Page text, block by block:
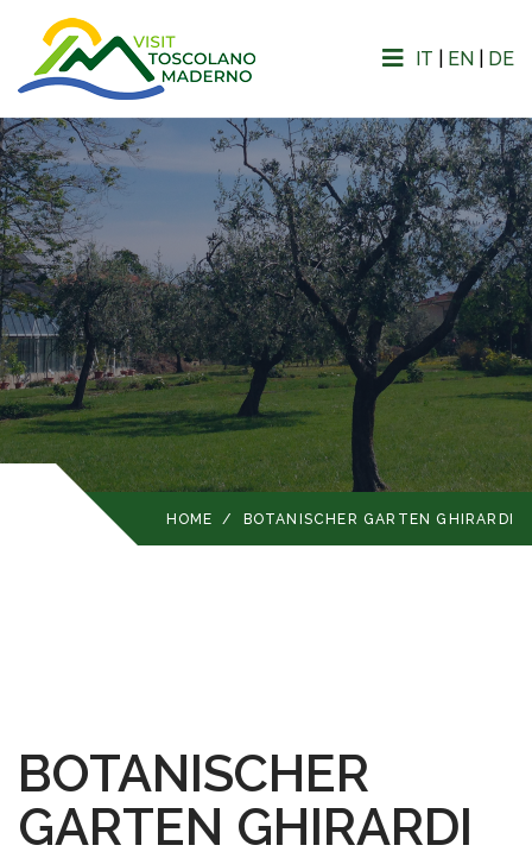
IT EN DE
HOME / BOTANISCHER GARTEN GHIRARDI
BOTANISCHER
GARTEN GHIRARDI